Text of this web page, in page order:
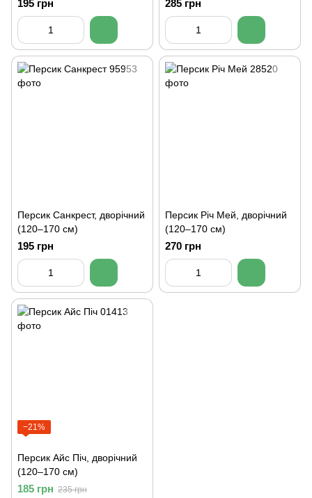
195 грн 285 грн
Персик Санкрест, дворічний
(120–170 см)
195 грн
Персик Річ Мей, дворічний
(120–170 см)
270 грн
−21%
Персик Айс Піч, дворічний
(120–170 см)
185 грн 235 грн